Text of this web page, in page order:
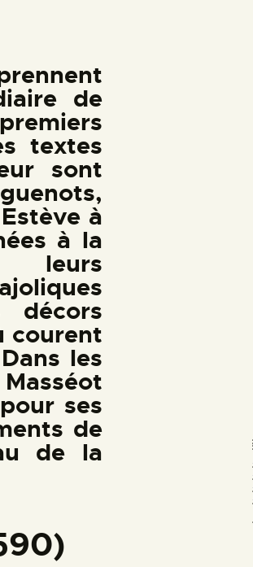
de
textes
sont
à
à la
leurs
décors
courent
les
ses
de
de la